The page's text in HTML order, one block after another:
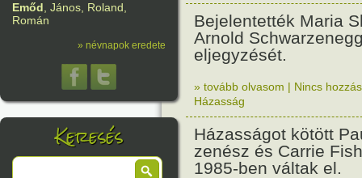
Emőd, János, Roland,
Román
» névnapok eredete
Keresés
Bejelentették Maria
Arnold
eljegyzését.
» tovább olvasom | Nincs
Házasság
Házasságot kötött
zenész és Carrie
1985-ben váltak el.